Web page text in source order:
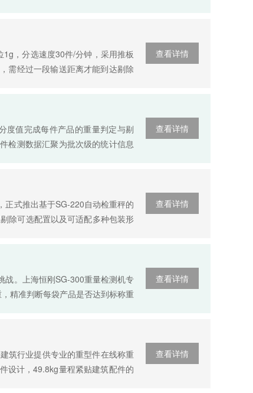
查看详情
，分选速度30件/分钟，采用推板
需经过一段输送距离才能到达剔除
查看详情
度值完成每件产品的重量判定与剔
检测数据汇聚为批次级的统计信息
查看详情
正式推出基于SG-220自动检重秤的
除可选配置以及可适配多种包装形
查看详情
战。上海恒刚SG-300重量检测机专
精准判断每袋产品是否达到标称重
查看详情
筑行业提供专业的重型件在线称重
设计，49.8kg量程紧贴建筑配件的